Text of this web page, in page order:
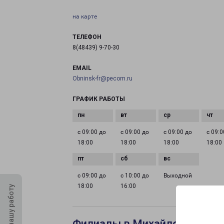
на карте
ТЕЛЕФОН
8(48439) 9-70-30
EMAIL
Obninsk-fr@pecom.ru
ГРАФИК РАБОТЫ
с 09:00 до
18:00
с 09:00 до
18:00
с 09:00 до
18:00
с
18:00
с 09:00 до
18:00
с 10:00 до
16:00
Выходной